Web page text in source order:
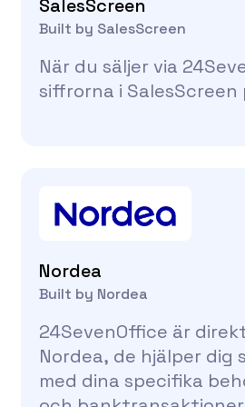
SalesScreen
Built by SalesScreen
När du säljer via
siffrorna i
Nordea
Built by Nordea
24SevenOffice är
Nordea, de hjälper dig
med dina specifika